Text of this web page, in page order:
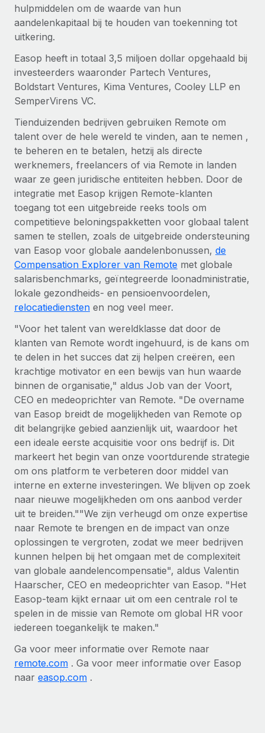
hulpmiddelen om de waarde van hun
aandelenkapitaal bij te houden van toekenning tot
uitkering.
Easop heeft in totaal 3,5 miljoen dollar opgehaald bij
investeerders waaronder Partech Ventures,
Boldstart Ventures, Kima Ventures, Cooley LLP en
SemperVirens VC.
Tienduizenden bedrijven gebruiken Remote om
talent over de hele wereld te vinden, aan te nemen ,
te beheren en te betalen, hetzij als directe
werknemers, freelancers of via Remote in landen
waar ze geen juridische entiteiten hebben. Door de
integratie met Easop krijgen Remote-klanten
toegang tot een uitgebreide reeks tools om
competitieve beloningspakketten voor globaal talent
samen te stellen, zoals de uitgebreide ondersteuning
van Easop voor globale aandelenbonussen, de
Compensation Explorer van Remote met globale
salarisbenchmarks, geïntegreerde loonadministratie,
lokale gezondheids- en pensioenvoordelen,
relocatiediensten en nog veel meer.
"Voor het talent van wereldklasse dat door de
klanten van Remote wordt ingehuurd, is de kans om
te delen in het succes dat zij helpen creëren, een
krachtige motivator en een bewijs van hun waarde
binnen de organisatie," aldus Job van der Voort,
CEO en medeoprichter van Remote. "De overname
van Easop breidt de mogelijkheden van Remote op
dit belangrijke gebied aanzienlijk uit, waardoor het
een ideale eerste acquisitie voor ons bedrijf is. Dit
markeert het begin van onze voortdurende strategie
om ons platform te verbeteren door middel van
interne en externe investeringen. We blijven op zoek
naar nieuwe mogelijkheden om ons aanbod verder
uit te breiden.""We zijn verheugd om onze expertise
naar Remote te brengen en de impact van onze
oplossingen te vergroten, zodat we meer bedrijven
kunnen helpen bij het omgaan met de complexiteit
van globale aandelencompensatie", aldus Valentin
Haarscher, CEO en medeoprichter van Easop. "Het
Easop-team kijkt ernaar uit om een centrale rol te
spelen in de missie van Remote om global HR voor
iedereen toegankelijk te maken."
Ga voor meer informatie over Remote naar
remote.com . Ga voor meer informatie over Easop
naar easop.com .